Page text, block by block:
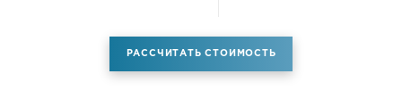
РАССЧИТАТЬ СТОИМОСТЬ